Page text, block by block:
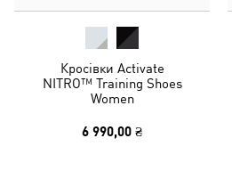
Кросівки Activate
NITRO™ Training Shoes
Women
6 990,00 ₴